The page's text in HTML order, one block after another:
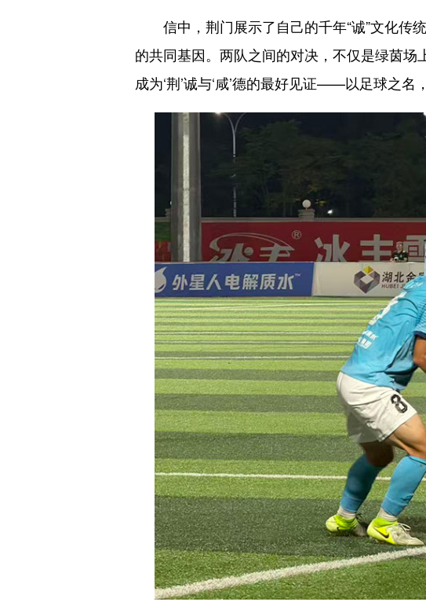
信中，荆门展示了自己的千年“诚”文化传统
的共同基因。两队之间的对决，不仅是绿茵场
成为‘荆’诚与‘咸’德的最好见证——以足球之